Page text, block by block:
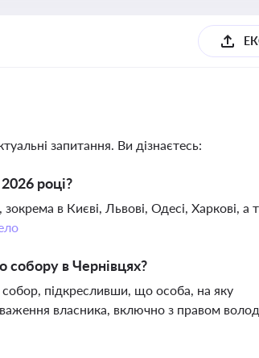
запитання. Ви дізнаєтесь:
році?
в Києві, Львові, Одесі, Харкові, а
в Чернівцях?
собор, підкресливши, що особа, на яку
власника, включно з правом